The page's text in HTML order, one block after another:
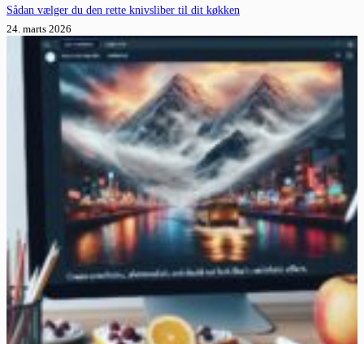
Sådan vælger du den rette knivsliber til dit køkken
24. marts 2026